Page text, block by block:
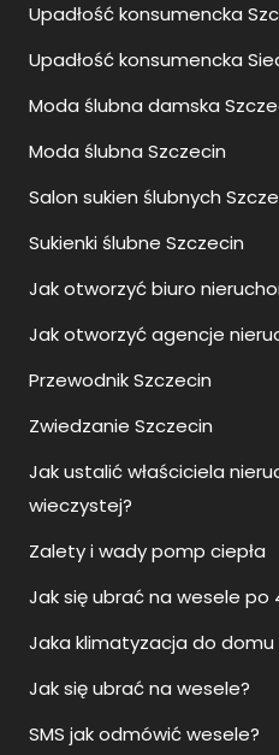
Upadłość konsumencka
Upadłość konsumencka
Moda ślubna damska
Moda ślubna Szczecin
Salon sukien ślubnych
Sukienki ślubne Szczecin
Jak otworzyć biuro
Jak otworzyć agencje
Przewodnik Szczecin
Zwiedzanie Szczecin
Jak ustalić właściciela
wieczystej?
Zalety i wady pomp ciepła
Jak się ubrać na wesele po
Jaka klimatyzacja do domu
Jak się ubrać na wesele?
SMS jak odmówić wesele?